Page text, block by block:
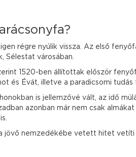
régre nyúlik vissza. Az első
Sélestat városában.
1520-ben állítottak először
és Évát, illetve a paradicsomi
is jellemzővé vált, az idő
azonban már nem csak
jövő nemzedékébe vetett hitet vetíti